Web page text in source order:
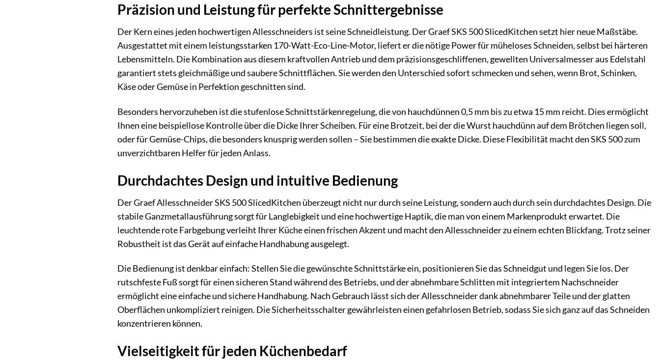
Präzision und Leistung für perfekte Schnittergebnisse
Der Kern eines jeden hochwertigen Allesschneiders ist seine Schneidleistung. Der Graef SKS 500 SlicedKitchen setzt hier neue Maßstäbe.
Ausgestattet mit einem leistungsstarken 170-Watt-Eco-Line-Motor, liefert er die nötige Power für müheloses Schneiden, selbst bei härteren
Lebensmitteln. Die Kombination aus diesem kraftvollen Antrieb und dem präzisionsgeschliffenen, gewellten Universalmesser aus Edelstahl
garantiert stets gleichmäßige und saubere Schnittflächen. Sie werden den Unterschied sofort schmecken und sehen, wenn Brot, Schinken,
Käse oder Gemüse in Perfektion geschnitten sind.
Besonders hervorzuheben ist die stufenlose Schnittstärkenregelung, die von hauchdünnen 0,5 mm bis zu etwa 15 mm reicht. Dies ermöglicht
Ihnen eine beispiellose Kontrolle über die Dicke Ihrer Scheiben. Für eine Brotzeit, bei der die Wurst hauchdünn auf dem Brötchen liegen soll,
oder für Gemüse-Chips, die besonders knusprig werden sollen – Sie bestimmen die exakte Dicke. Diese Flexibilität macht den SKS 500 zum
unverzichtbaren Helfer für jeden Anlass.
Durchdachtes Design und intuitive Bedienung
Der Graef Allesschneider SKS 500 SlicedKitchen überzeugt nicht nur durch seine Leistung, sondern auch durch sein durchdachtes Design. Die
stabile Ganzmetallausführung sorgt für Langlebigkeit und eine hochwertige Haptik, die man von einem Markenprodukt erwartet. Die
leuchtende rote Farbgebung verleiht Ihrer Küche einen frischen Akzent und macht den Allesschneider zu einem echten Blickfang. Trotz seiner
Robustheit ist das Gerät auf einfache Handhabung ausgelegt.
Die Bedienung ist denkbar einfach: Stellen Sie die gewünschte Schnittstärke ein, positionieren Sie das Schneidgut und legen Sie los. Der
rutschfeste Fuß sorgt für einen sicheren Stand während des Betriebs, und der abnehmbare Schlitten mit integriertem Nachschneider
ermöglicht eine einfache und sichere Handhabung. Nach Gebrauch lässt sich der Allesschneider dank abnehmbarer Teile und der glatten
Oberflächen unkompliziert reinigen. Die Sicherheitsschalter gewährleisten einen gefahrlosen Betrieb, sodass Sie sich ganz auf das Schneiden
konzentrieren können.
Vielseitigkeit für jeden Küchenbedarf